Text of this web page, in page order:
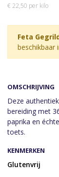
OMSCHRIJVING
Deze
bereiding met
paprika en
toets.
€ 22,50 per kilo
Feta
beschikbaar
KENMERKEN
Glutenvrij